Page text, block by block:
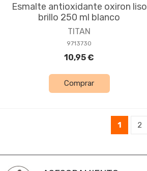
Esmalte antioxidante oxiron liso
brillo 250 ml blanco
TITAN
9713730
10,95 €
Comprar
1 2